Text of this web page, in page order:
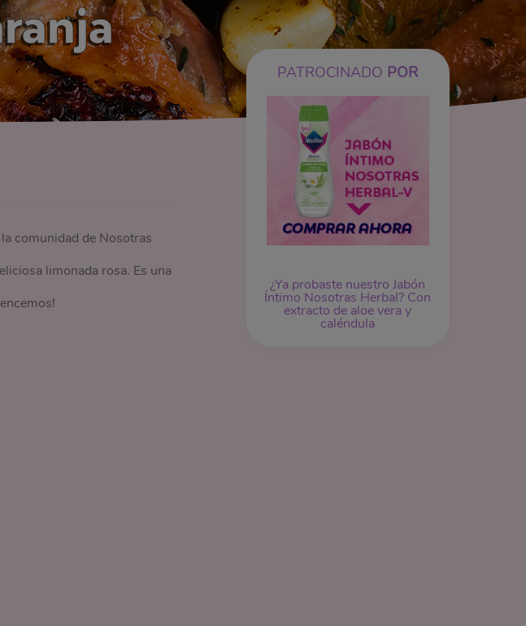
PATROCINADO POR
¿Ya probaste nuestroJabón
Íntimo Nosotras Herbal? Con
extracto de aloe vera y
caléndula
comunidad de Nosotras
limonada rosa. Es una